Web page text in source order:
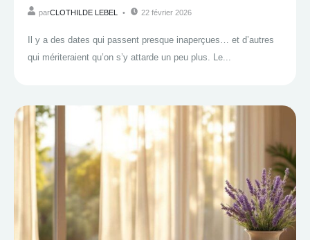
parCLOTHILDE LEBEL 22 février 2026
Il y a des dates qui passent presque inaperçues… et d’autres
qui mériteraient qu’on s’y attarde un peu plus. Le...